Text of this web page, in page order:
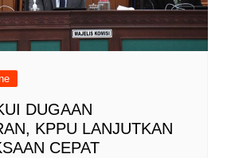
DUGAAN
KPPU LANJUTKAN
CEPAT